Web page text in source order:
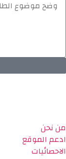
من نحن
ادعم الموقع
الاحصائيات